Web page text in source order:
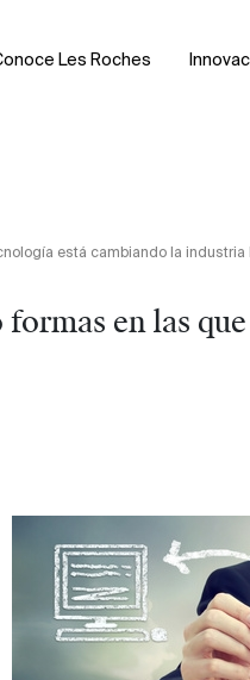
Les Roches
está cambiando la industria
formas en las